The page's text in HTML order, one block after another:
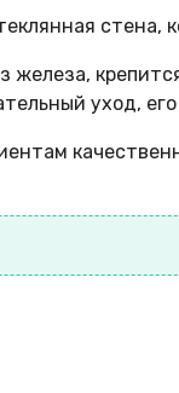
стена,
железа,
уход,